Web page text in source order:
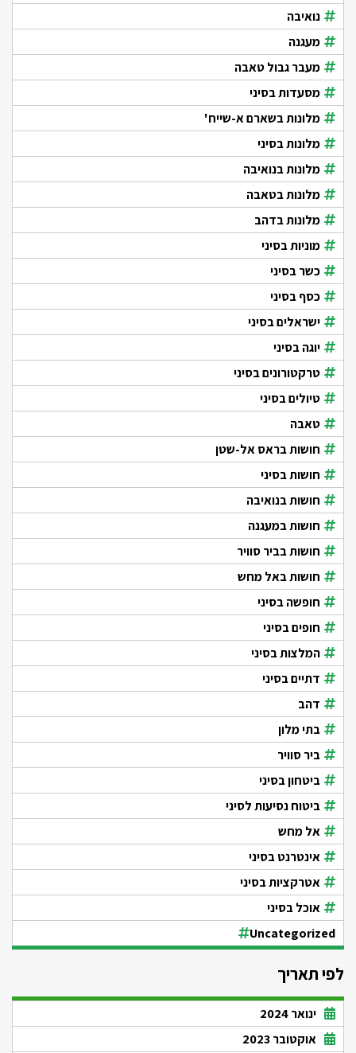
נואיבה
מעגנה
מעבר גבול טאבה
מסעדות בסיני
מלונות בשארם א-שייח'
מלונות בסיני
מלונות בנואיבה
מלונות בטאבה
מלונות בדהב
מוניות בסיני
כשר בסיני
כסף בסיני
ישראלים בסיני
יוגה בסיני
טרקטורונים בסיני
טיולים בסיני
טאבה
חושות בראס אל-שטן
חושות בסיני
חושות בנואיבה
חושות במעגנה
חושות בביר סוויר
חושות באל מחש
חופשה בסיני
חופים בסיני
המלצות בסיני
דתיים בסיני
דהב
בתי מלון
ביר סוויר
ביטחון בסיני
ביטוח נסיעות לסיני
אל מחש
אינטרנט בסיני
אטרקציות בסיני
אוכל בסיני
Uncategorized
לפי תאריך
ינואר 2024
אוקטובר 2023